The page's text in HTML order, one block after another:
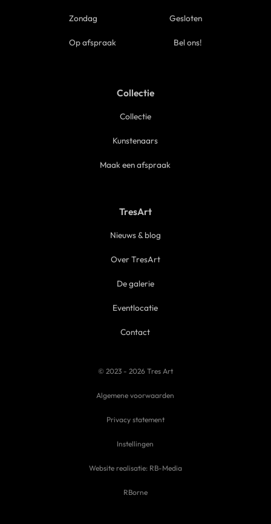
Zondag Gesloten
Op afspraak Bel ons!
Collectie
Collectie
Kunstenaars
Maak een afspraak
TresArt
Nieuws & blog
Over TresArt
De galerie
Eventlocatie
Contact
© 2023 - 2026 Tres Art
Algemene voorwaarden
Privacy statement
Instellingen
Website realisatie: RB-Media
RBorne